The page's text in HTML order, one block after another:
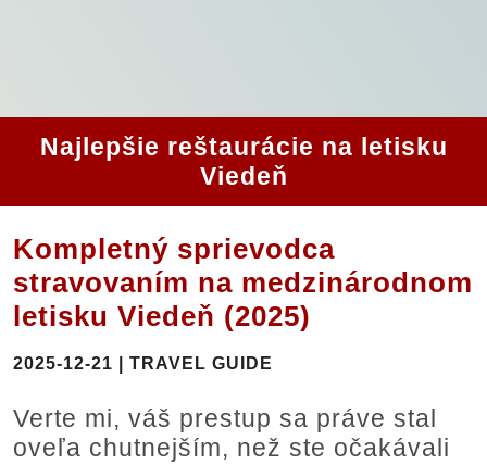
Najlepšie reštaurácie na letisku
Viedeň
Kompletný sprievodca
stravovaním na medzinárodnom
letisku Viedeň (2025)
2025-12-21 | TRAVEL GUIDE
Verte mi, váš prestup sa práve stal
oveľa chutnejším, než ste očakávali